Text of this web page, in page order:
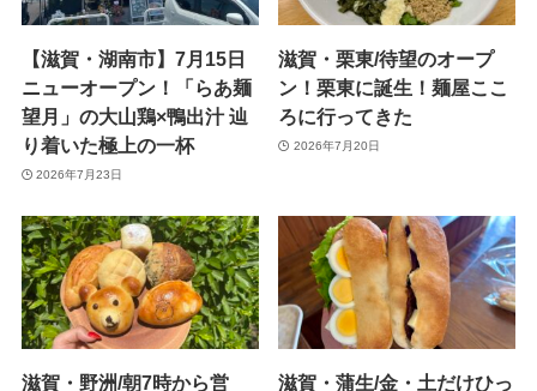
【滋賀・湖南市】7月15日
ニューオープン！「らあ麺
望月」の大山鶏×鴨出汁 辿
り着いた極上の一杯
2026年7月23日
滋賀・栗東/待望のオープ
ン！栗東に誕生！麺屋ここ
ろに行ってきた
2026年7月20日
滋賀・野洲/朝7時から営
滋賀・蒲生/金・土だけひっ